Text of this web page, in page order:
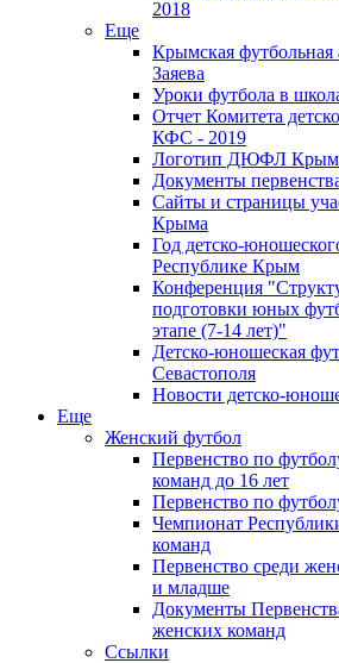
2018
Еще
Крымская
Заяева
Уроки футбола в
Отчет Комитета
КФС - 2019
Логотип ДЮФЛ
Документы
Сайты и страницы
Крыма
Год детско-
Республике Крым
Конференция
подготовки юных
этапе (7-14 лет)"
Детско-юношеская
Севастополя
Новости детско-
Еще
Женский футбол
Первенство по
команд до 16 лет
Первенство по
Чемпионат
команд
Первенство среди
и младше
Документы
женских команд
Ссылки